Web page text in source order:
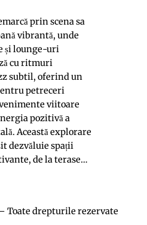
prin scena sa
vibrantă, unde
și lounge-uri
cu ritmuri
subtil, oferind un
petreceri
viitoare
pozitivă a
Această explorare
dezvăluie spații
de la terase…
Toate drepturile rezervate